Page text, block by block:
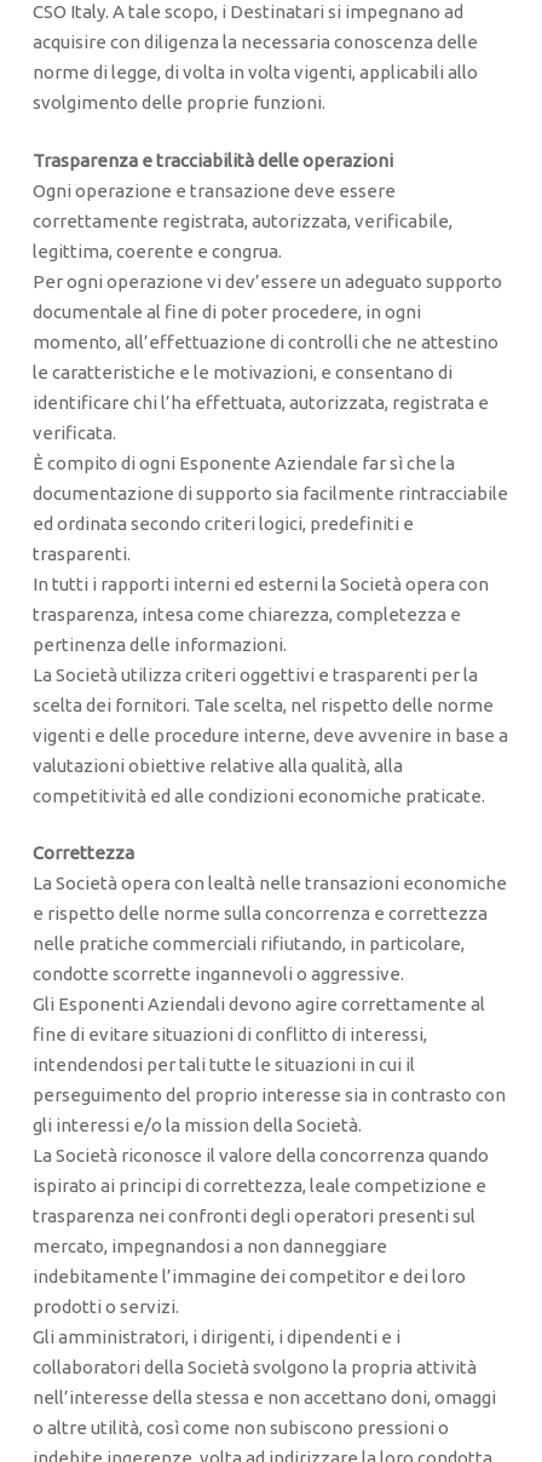
CSO Italy. A tale scopo, i Destinatari si impegnano ad
acquisire con diligenza la necessaria conoscenza delle
norme di legge, di volta in volta vigenti, applicabili allo
svolgimento delle proprie funzioni.
Trasparenza e tracciabilità delle operazioni
Ogni operazione e transazione deve essere
correttamente registrata, autorizzata, verificabile,
legittima, coerente e congrua.
Per ogni operazione vi dev’essere un adeguato supporto
documentale al fine di poter procedere, in ogni
momento, all’effettuazione di controlli che ne attestino
le caratteristiche e le motivazioni, e consentano di
identificare chi l’ha effettuata, autorizzata, registrata e
verificata.
È compito di ogni Esponente Aziendale far sì che la
documentazione di supporto sia facilmente rintracciabile
ed ordinata secondo criteri logici, predefiniti e
trasparenti.
In tutti i rapporti interni ed esterni la Società opera con
trasparenza, intesa come chiarezza, completezza e
pertinenza delle informazioni.
La Società utilizza criteri oggettivi e trasparenti per la
scelta dei fornitori. Tale scelta, nel rispetto delle norme
vigenti e delle procedure interne, deve avvenire in base a
valutazioni obiettive relative alla qualità, alla
competitività ed alle condizioni economiche praticate.
Correttezza
La Società opera con lealtà nelle transazioni economiche
e rispetto delle norme sulla concorrenza e correttezza
nelle pratiche commerciali rifiutando, in particolare,
condotte scorrette ingannevoli o aggressive.
Gli Esponenti Aziendali devono agire correttamente al
fine di evitare situazioni di conflitto di interessi,
intendendosi per tali tutte le situazioni in cui il
perseguimento del proprio interesse sia in contrasto con
gli interessi e/o la mission della Società.
La Società riconosce il valore della concorrenza quando
ispirato ai principi di correttezza, leale competizione e
trasparenza nei confronti degli operatori presenti sul
mercato, impegnandosi a non danneggiare
indebitamente l’immagine dei competitor e dei loro
prodotti o servizi.
Gli amministratori, i dirigenti, i dipendenti e i
collaboratori della Società svolgono la propria attività
nell’interesse della stessa e non accettano doni, omaggi
o altre utilità, così come non subiscono pressioni o
indebite ingerenze, volta ad indirizzare la loro condotta